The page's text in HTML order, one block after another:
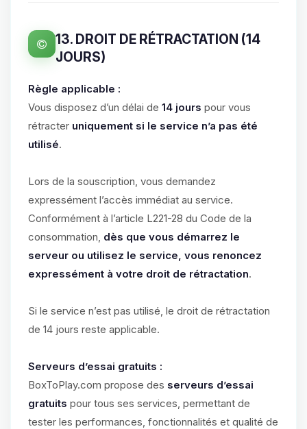
13. DROIT DE RÉTRACTATION (14
JOURS)
Règle applicable :
Vous disposez d’un délai de 14 jours pour vous
rétracter uniquement si le service n’a pas été
utilisé.
Lors de la souscription, vous demandez
expressément l’accès immédiat au service.
Conformément à l’article L221-28 du Code de la
consommation, dès que vous démarrez le
serveur ou utilisez le service, vous renoncez
expressément à votre droit de rétractation.
Si le service n’est pas utilisé, le droit de rétractation
de 14 jours reste applicable.
Serveurs d’essai gratuits :
BoxToPlay.com propose des serveurs d’essai
gratuits pour tous ses services, permettant de
tester les performances, fonctionnalités et qualité de